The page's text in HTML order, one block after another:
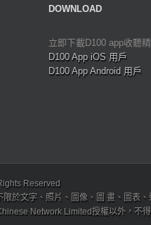
DOWNLOAD
立即下載D100 app收聽精
D100 App iOS 用戶
D100 App Android 用戶
Reserved
限於文字、照片、圖像、圖 畫、圖表
Network Limited授權以外，不得